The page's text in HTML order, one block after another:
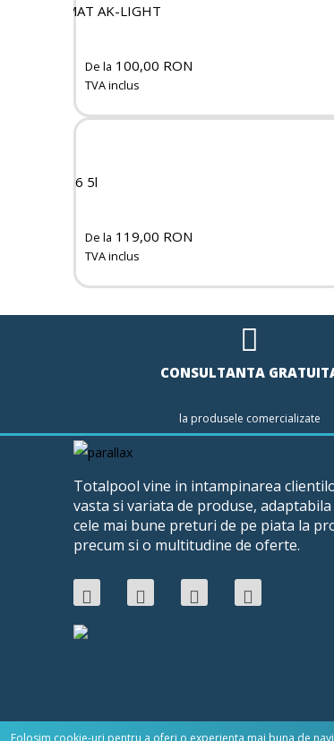
Folosim cookie-uri pentru a oferi o experienta mai buna de
ISOMAT AK-LIGHT
De la 100,00 RON
TVA inclus
SM-16 5l
De la 119,00 RON
TVA inclus
CONSULTANTA
la produsele comercializate
Totalpool vine in intampinarea
vasta si variata de produse,
cele mai bune preturi de pe piata la
precum si o multitudine de oferte.